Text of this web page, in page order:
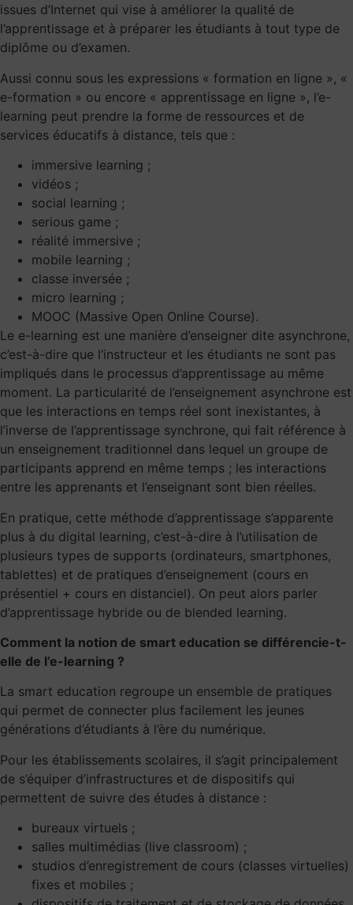
issues d’Internet qui vise à améliorer la qualité de
l’apprentissage et à préparer les étudiants à tout type de
diplôme ou d’examen.
Aussi connu sous les expressions « formation en ligne », «
e-formation » ou encore « apprentissage en ligne », l’e-
learning peut prendre la forme de ressources et de
services éducatifs à distance, tels que :
immersive learning ;
vidéos ;
social learning ;
serious game ;
réalité immersive ;
mobile learning ;
classe inversée ;
micro learning ;
MOOC (Massive Open Online Course).
Le e-learning est une manière d’enseigner dite asynchrone,
c’est-à-dire que l’instructeur et les étudiants ne sont pas
impliqués dans le processus d’apprentissage au même
moment. La particularité de l’enseignement asynchrone est
que les interactions en temps réel sont inexistantes, à
l’inverse de l’apprentissage synchrone, qui fait référence à
un enseignement traditionnel dans lequel un groupe de
participants apprend en même temps ; les interactions
entre les apprenants et l’enseignant sont bien réelles.
En pratique, cette méthode d’apprentissage s’apparente
plus à du digital learning, c’est-à-dire à l’utilisation de
plusieurs types de supports (ordinateurs, smartphones,
tablettes) et de pratiques d’enseignement (cours en
présentiel + cours en distanciel). On peut alors parler
d’apprentissage hybride ou de blended learning.
Comment la notion de smart education se différencie-t-
elle de l’e-learning ?
La smart education regroupe un ensemble de pratiques
qui permet de connecter plus facilement les jeunes
générations d’étudiants à l’ère du numérique.
Pour les établissements scolaires, il s’agit principalement
de s’équiper d’infrastructures et de dispositifs qui
permettent de suivre des études à distance :
bureaux virtuels ;
salles multimédias (live classroom) ;
studios d’enregistrement de cours (classes virtuelles)
fixes et mobiles ;